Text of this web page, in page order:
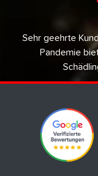
Sehr geehrte
Pandemie